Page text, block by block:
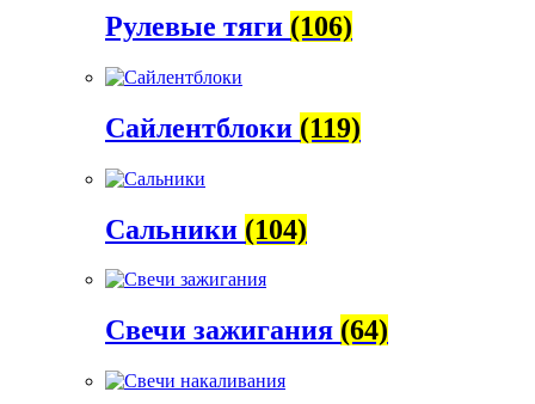
Рулевые тяги (106)
Сайлентблоки (119)
Сальники (104)
Свечи зажигания (64)